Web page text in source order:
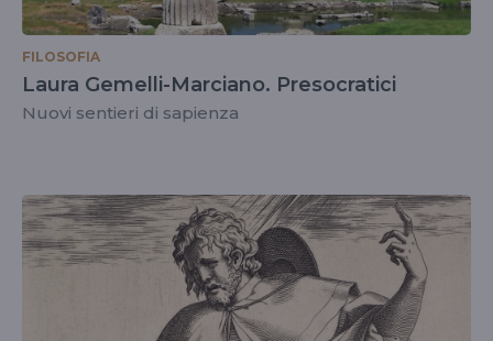
FILOSOFIA
Laura Gemelli-Marciano. Presocratici
Nuovi sentieri di sapienza